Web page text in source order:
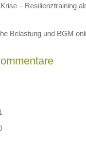
– Resilienztraining
Belastung und BGM